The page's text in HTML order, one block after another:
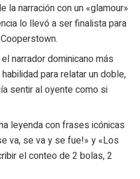
la narración con un «glamour»
lo llevó a ser finalista para
narrador dominicano más
para relatar un doble,
sentir al oyente como si
leyenda con frases icónicas
va, se va y se fue!» y «Los
el conteo de 2 bolas, 2